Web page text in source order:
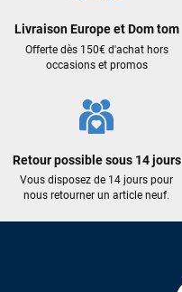
Livraison Europe et Dom tom
Offerte dès 150€ d'achat hors
occasions et promos
Retour possible sous 14 jours
Vous disposez de 14 jours pour
nous retourner un article neuf.